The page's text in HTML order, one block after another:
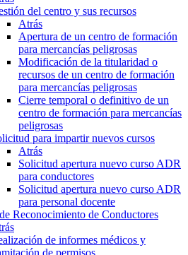
del centro y sus recursos
Atrás
Apertura de un centro de formación
para mercancías peligrosas
Modificación de la titularidad o
recursos de un centro de formación
para mercancías peligrosas
Cierre temporal o definitivo de un
centro de formación para mercancías
peligrosas
para impartir nuevos cursos
Atrás
Solicitud apertura nuevo curso ADR
para conductores
Solicitud apertura nuevo curso ADR
para personal docente
Reconocimiento de Conductores
de informes médicos y